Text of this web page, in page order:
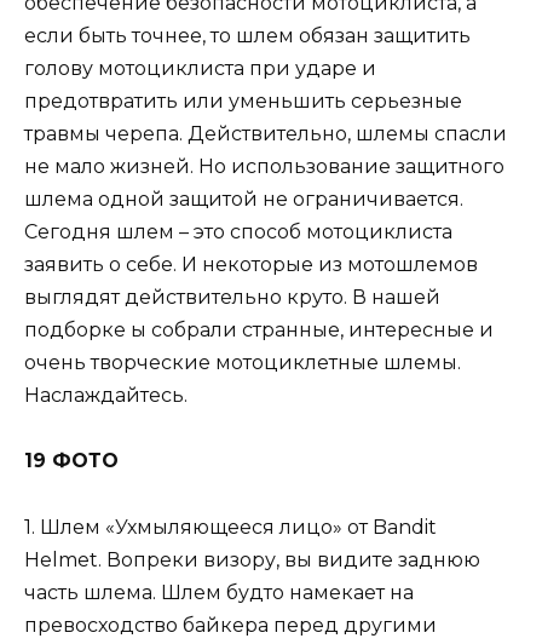
если быть точнее, то шлем обязан защитить
голову мотоциклиста при ударе и
предотвратить или уменьшить серьезные
травмы черепа. Действительно, шлемы спасли
не мало жизней. Но использование защитного
шлема одной защитой не ограничивается.
Сегодня шлем – это способ мотоциклиста
заявить о себе. И некоторые из мотошлемов
выглядят действительно круто. В нашей
подборке ы собрали странные, интересные и
очень творческие мотоциклетные шлемы.
Наслаждайтесь.
19 ФОТО
1. Шлем «Ухмыляющееся лицо» от Bandit
Helmet. Вопреки визору, вы видите заднюю
часть шлема. Шлем будто намекает на
превосходство байкера перед другими